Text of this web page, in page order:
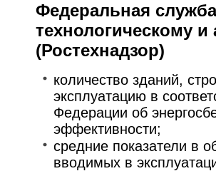
Федеральная
технологическому
(Ростехнадзор)
количество зданий,
эксплуатацию в
Федерации об
эффективности;
средние показатели в
вводимых в